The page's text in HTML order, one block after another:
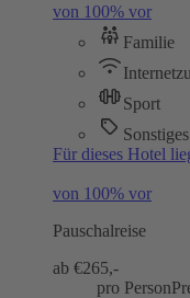
von 100% vor
Familie
Sport
Sonstiges
Für dieses Hotel
von 100% vor
Pauschalreise
ab €265,-
pro Person